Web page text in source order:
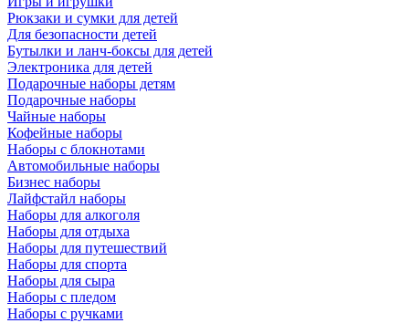
Рюкзаки и сумки для детей
Для безопасности детей
Бутылки и ланч-боксы для детей
Электроника для детей
Подарочные наборы детям
Подарочные наборы
Чайные наборы
Кофейные наборы
Наборы с блокнотами
Автомобильные наборы
Бизнес наборы
Лайфстайл наборы
Наборы для алкоголя
Наборы для отдыха
Наборы для путешествий
Наборы для спорта
Наборы для сыра
Наборы с пледом
Наборы с ручками